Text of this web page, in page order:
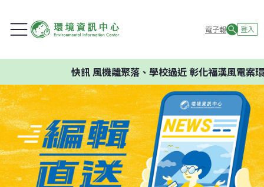
電子報 登入
快訊風機離聚落、學校過近 彰化福漢風電案環